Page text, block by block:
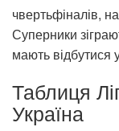
чвертьфіналів,
Суперники
мають відбутися
Таблиця
Україна